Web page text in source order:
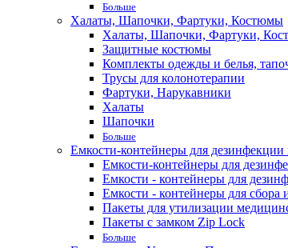
Больше
Халаты, Шапочки, Фартуки, Костюмы
Халаты, Шапочки, Фартуки,
Защитные костюмы
Комплекты одежды и белья,
Трусы для колонотерапии
Фартуки, Нарукавники
Халаты
Шапочки
Больше
Емкости-контейнеры для
Емкости-контейнеры для
Емкости - контейнеры для
Емкости - контейнеры для сбора
Пакеты для утилизации
Пакеты с замком Zip Lock
Больше